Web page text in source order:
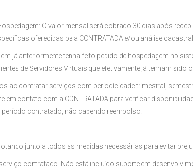
O valor mensal será cobrado 30 dias após
oferecidas pela CONTRATADA e/ou análise
já anteriormente tenha feito pedido de hospedagem no
de Servidores Virtuais que efetivamente já tenham sido
ao contratar serviços com periodicidade trimestral,
contato com a CONTRATADA para verificar
período contratado, não cabendo reembolso.
junto a todos as medidas necessárias para evitar
contratado. Não está incluído suporte em